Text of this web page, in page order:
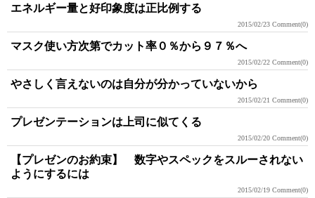
エネルギー量と好印象度は正比例する
2015/02/23 Comment(0)
マスク使い方次第でカット率０％から９７％へ
2015/02/22 Comment(0)
やさしく言えないのは自分が分かっていないから
2015/02/21 Comment(0)
プレゼンテーションは上司に似てくる
2015/02/20 Comment(0)
【プレゼンのお約束】 数字やスペックをスルーされない
ようにするには
2015/02/19 Comment(0)